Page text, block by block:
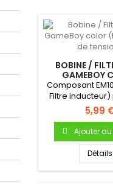
BOBINE /
GAMEBOY
Composant
Filtre inducteur)
5,99
Ajouter
Détails